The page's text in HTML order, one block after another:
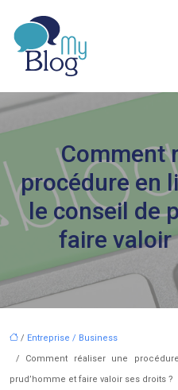
Comment
procédure en
le conseil de
faire valoir
/ Entreprise / Business
/ Comment réaliser une
prud’homme et faire valoir ses droits ?